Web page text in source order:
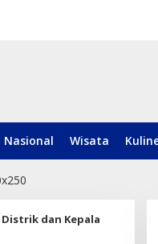
Nasional Wisata
dan Kepala